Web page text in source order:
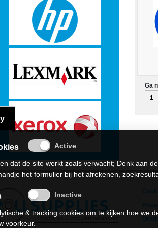
Ga
1
dat de site werkt zoals verwacht; Denk aan
het formulier bij het afrekenen,
& tracking cookies om te kijken hoe we
voorkeur.